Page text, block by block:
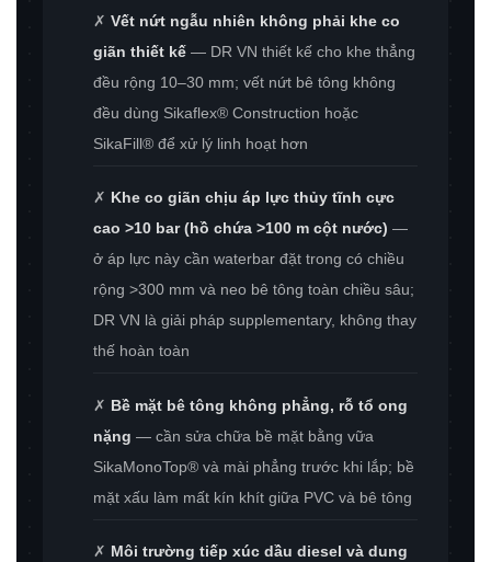
✗Vết nứt ngẫu nhiên không phải khe co
giãn thiết kế — DR VN thiết kế cho khe thẳng
đều rộng 10–30 mm; vết nứt bê tông không
đều dùng Sikaflex® Construction hoặc
SikaFill® để xử lý linh hoạt hơn
✗ Khe co giãn chịu áp lực thủy tĩnh cực
cao >10 bar (hồ chứa >100 m cột nước) —
ở áp lực này cần waterbar đặt trong có chiều
rộng >300 mm và neo bê tông toàn chiều sâu;
DR VN là giải pháp supplementary, không thay
thế hoàn toàn
✗ Bề mặt bê tông không phẳng, rỗ tổ ong
nặng — cần sửa chữa bề mặt bằng vữa
SikaMonoTop® và mài phẳng trước khi lắp; bề
mặt xấu làm mất kín khít giữa PVC và bê tông
✗ Môi trường tiếp xúc dầu diesel và dung